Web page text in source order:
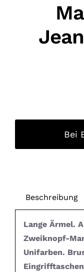
Bei
Beschreibung
Lange Ärmel.
Zweiknopf-
Unifarben.